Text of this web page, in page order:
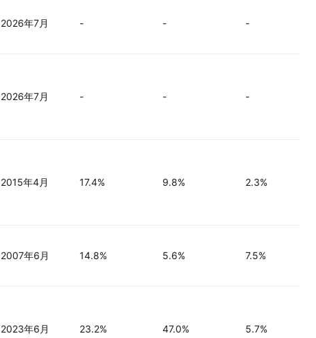
2026年7月 - - -
2026年7月 - - -
2015年4月 17.4% 9.8% 2.3%
2007年6月 14.8% 5.6% 7.5%
2023年6月 23.2% 47.0% 5.7%